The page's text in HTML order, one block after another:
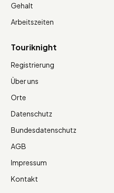
Gehalt
Arbeitszeiten
Touriknight
Registrierung
Über uns
Orte
Datenschutz
Bundesdatenschutz
AGB
Impressum
Kontakt